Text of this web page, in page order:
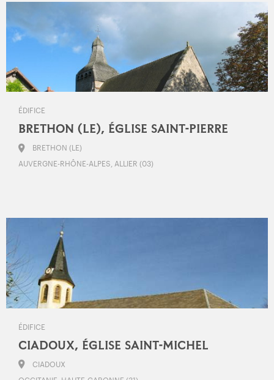
ÉDIFICE
BRETHON (LE), ÉGLISE SAINT-PIERRE
BRETHON (LE)
AUVERGNE-RHÔNE-ALPES, ALLIER (03)
ÉDIFICE
CIADOUX, ÉGLISE SAINT-MICHEL
CIADOUX